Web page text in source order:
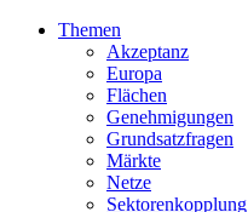
Themen
Akzeptanz
Europa
Flächen
Genehmigungen
Grundsatzfragen
Märkte
Netze
Sektorenkopplung